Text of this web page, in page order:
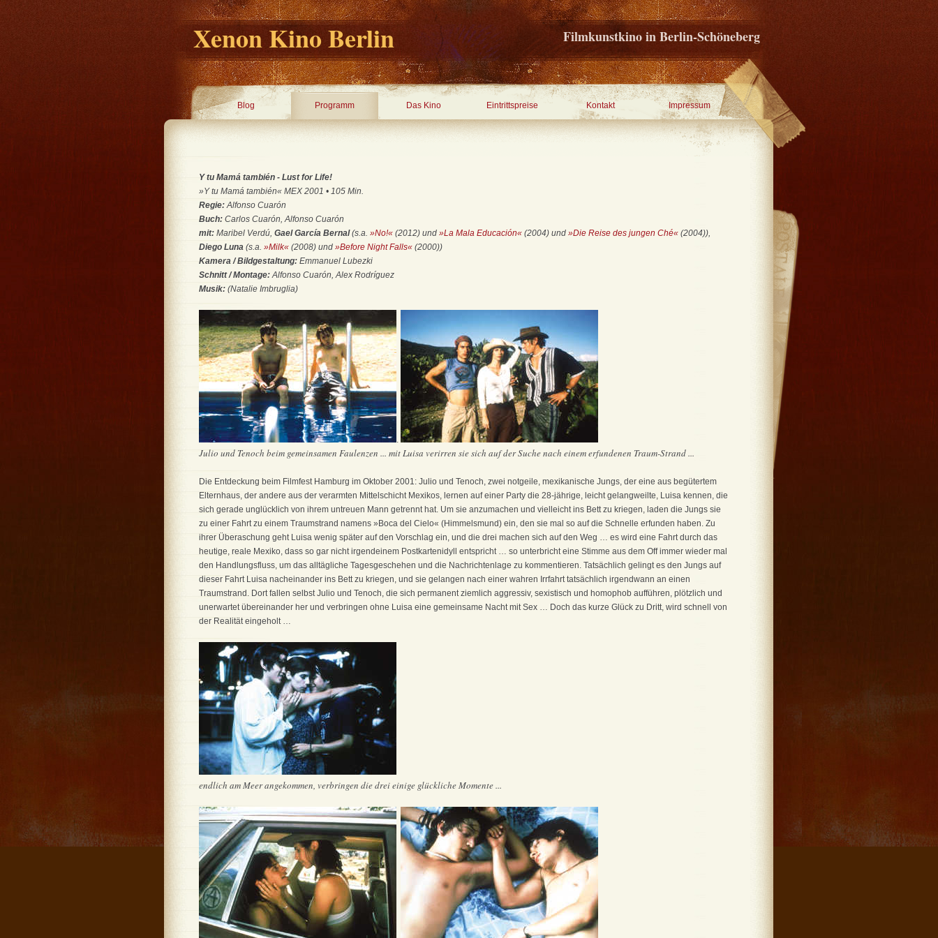
Xenon Kino Berlin Filmkunstkino in Berlin-Schöneberg
Blog Programm Das Kino Eintrittspreise Kontakt Impressum
Y tu Mamá también - Lust for Life!
»Y tu Mamá también« MEX 2001 • 105 Min.
Regie:Alfonso Cuarón
Buch: Carlos Cuarón, Alfonso Cuarón
mit: Maribel Verdú, Gael García Bernal(s.a. »No!« (2012) und »La Mala Educación« (2004) und »Die Reise des jungen Ché« (2004)),
Diego Luna (s.a. »Milk« (2008) und »Before Night Falls« (2000))
Kamera / Bildgestaltung: Emmanuel Lubezki
Schnitt / Montage:Alfonso Cuarón, Alex Rodríguez
Musik: (Natalie Imbruglia)
.
Julio und Tenoch beim gemeinsamen Faulenzen ... mit Luisa verirren sie sich auf der Suche nach einem erfundenen Traum-Strand ...
Die Entdeckung beim Filmfest Hamburg im Oktober 2001: Julio und Tenoch, zwei notgeile, mexikanische Jungs, der eine aus begütertem
Elternhaus, der andere aus der verarmten Mittelschicht Mexikos, lernen auf einer Party die 28-jährige, leicht gelangweilte, Luisa kennen, die
sich gerade unglücklich von ihrem untreuen Mann getrennt hat. Um sie anzumachen und vielleicht ins Bett zu kriegen, laden die Jungs sie
zu einer Fahrt zu einem Traumstrand namens »Boca del Cielo« (Himmelsmund) ein, den sie mal so auf die Schnelle erfunden haben. Zu
ihrer Überaschung geht Luisa wenig später auf den Vorschlag ein, und die drei machen sich auf den Weg … es wird eine Fahrt durch das
heutige, reale Mexiko, dass so gar nicht irgendeinem Postkartenidyll entspricht … so unterbricht eine Stimme aus dem Off immer wieder mal
den Handlungsfluss, um das alltägliche Tagesgeschehen und die Nachrichtenlage zu kommentieren. Tatsächlich gelingt es den Jungs auf
dieser Fahrt Luisa nacheinander ins Bett zu kriegen, und sie gelangen nach einer wahren Irrfahrt tatsächlich irgendwann an einen
Traumstrand. Dort fallen selbst Julio und Tenoch, die sich permanent ziemlich aggressiv, sexistisch und homophob aufführen, plötzlich und
unerwartet übereinander her und verbringen ohne Luisa eine gemeinsame Nacht mit Sex … Doch das kurze Glück zu Dritt, wird schnell von
der Realität eingeholt …
endlich am Meer angekommen, verbringen die drei einige glückliche Momente ...